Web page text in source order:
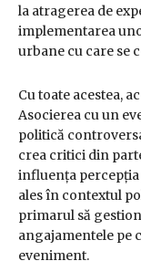
la atragerea de
implementarea
urbane cu care se
Cu toate acestea,
Asocierea cu un
politică
crea critici din
influența percepția
ales în contextul
primarul să
angajamentele pe
eveniment.